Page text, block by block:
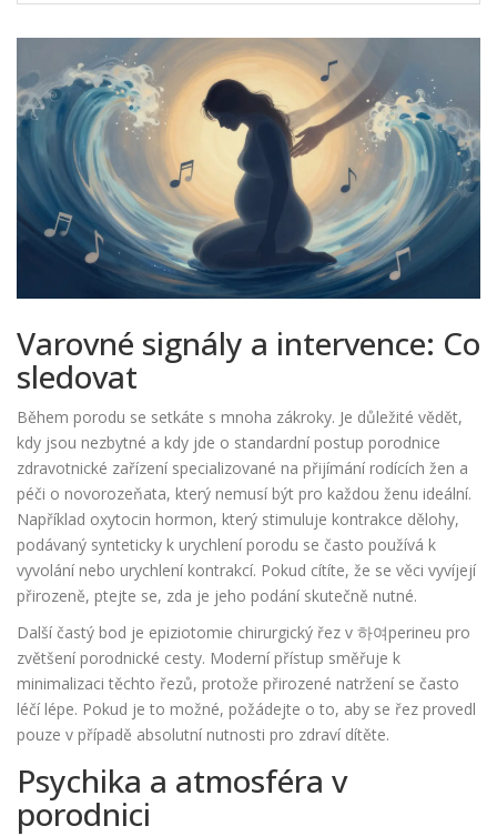
Varovné signály a intervence: Co
sledovat
Během porodu se setkáte s mnoha zákroky. Je důležité vědět,
kdy jsou nezbytné a kdy jde o standardní postup porodnice
zdravotnické zařízení specializované na přijímání rodících žen a
péči o novorozeňata, který nemusí být pro každou ženu ideální.
Například oxytocin hormon, který stimuluje kontrakce dělohy,
podávaný synteticky k urychlení porodu se často používá k
vyvolání nebo urychlení kontrakcí. Pokud cítíte, že se věci vyvíjejí
přirozeně, ptejte se, zda je jeho podání skutečně nutné.
Další častý bod je epiziotomie chirurgický řez v 하여perineu pro
zvětšení porodnické cesty. Moderní přístup směřuje k
minimalizaci těchto řezů, protože přirozené natržení se často
léčí lépe. Pokud je to možné, požádejte o to, aby se řez provedl
pouze v případě absolutní nutnosti pro zdraví dítěte.
Psychika a atmosféra v
porodnici